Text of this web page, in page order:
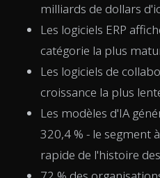
milliards de dollars
Les logiciels ERP
catégorie la plus
Les logiciels de
croissance la plus
Les modèles d'IA
320,4 % - le segment
rapide de l'histoire